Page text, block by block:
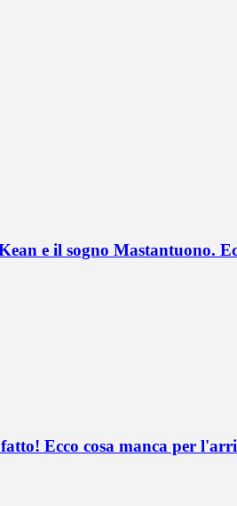
e il sogno Mastantuono.
Ecco cosa manca per